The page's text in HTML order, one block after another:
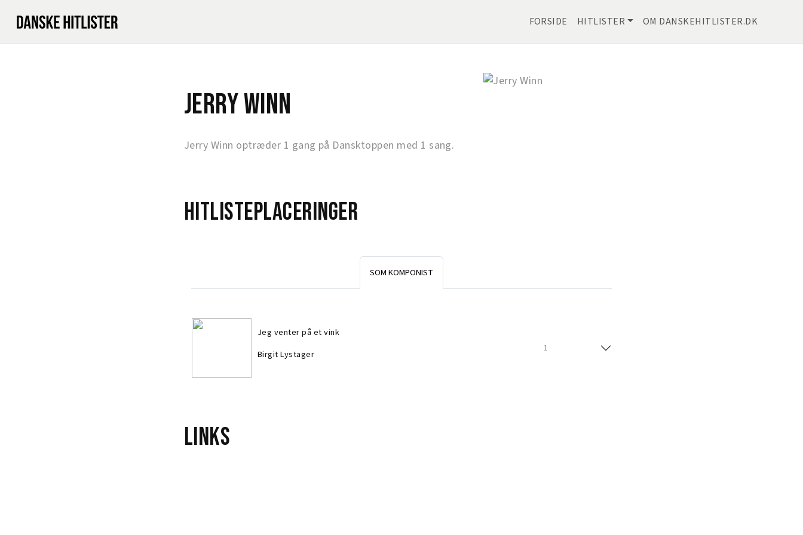
FORSIDE HITLISTER OM DANSKEHITLISTER.DK
Jerry Winn
Jerry Winn optræder 1 gang på Dansktoppen med 1 sang.
Hitlisteplaceringer
SOM KOMPONIST
Jeg venter på et vink
Birgit Lystager
1
Links